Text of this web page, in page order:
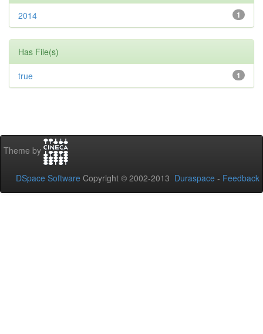
1
2014
Has File(s)
1
true
Theme by
DSpace Software Copyright © 2002-2013 Duraspace - Feedback